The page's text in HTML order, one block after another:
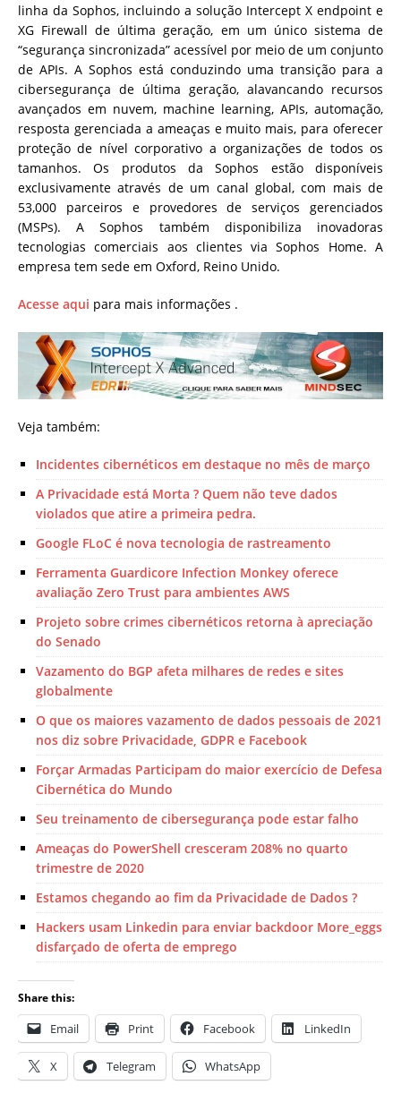
linha da Sophos, incluindo a solução Intercept X endpoint e
XG Firewall de última geração, em um único sistema de
“segurança sincronizada” acessível por meio de um conjunto
de APIs. A Sophos está conduzindo uma transição para a
cibersegurança de última geração, alavancando recursos
avançados em nuvem, machine learning, APIs, automação,
resposta gerenciada a ameaças e muito mais, para oferecer
proteção de nível corporativo a organizações de todos os
tamanhos. Os produtos da Sophos estão disponíveis
exclusivamente através de um canal global, com mais de
53,000 parceiros e provedores de serviços gerenciados
(MSPs). A Sophos também disponibiliza inovadoras
tecnologias comerciais aos clientes via Sophos Home. A
empresa tem sede em Oxford, Reino Unido.
Acesse aqui para mais informações .
Veja também:
Incidentes cibernéticos em destaque no mês de março
A Privacidade está Morta ? Quem não teve dados
violados que atire a primeira pedra.
Google FLoC é nova tecnologia de rastreamento
Ferramenta Guardicore Infection Monkey oferece
avaliação Zero Trust para ambientes AWS
Projeto sobre crimes cibernéticos retorna à apreciação
do Senado
Vazamento do BGP afeta milhares de redes e sites
globalmente
O que os maiores vazamento de dados pessoais de 2021
nos diz sobre Privacidade, GDPR e Facebook
Forçar Armadas Participam do maior exercício de Defesa
Cibernética do Mundo
Seu treinamento de cibersegurança pode estar falho
Ameaças do PowerShell cresceram 208% no quarto
trimestre de 2020
Estamos chegando ao fim da Privacidade de Dados ?
Hackers usam Linkedin para enviar backdoor More_eggs
disfarçado de oferta de emprego
Share this:
Email Print Facebook LinkedIn
X Telegram WhatsApp